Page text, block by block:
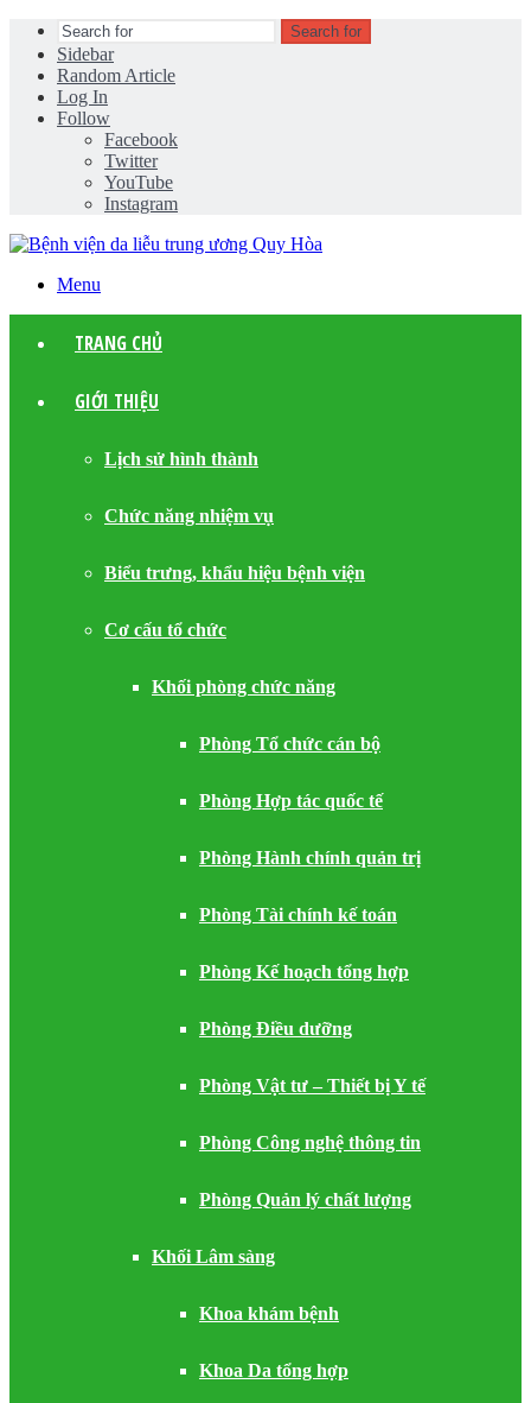
Search for
Sidebar
Random Article
Log In
Follow
Facebook
Twitter
YouTube
Instagram
Menu
TRANG CHỦ
GIỚI THIỆU
Lịch sử hình thành
Chức năng nhiệm vụ
Biểu trưng, khẩu hiệu bệnh viện
Cơ cấu tổ chức
Khối phòng chức năng
Phòng Tổ chức cán bộ
Phòng Hợp tác quốc tế
Phòng Hành chính quản trị
Phòng Tài chính kế toán
Phòng Kế hoạch tổng hợp
Phòng Điều dưỡng
Phòng Vật tư – Thiết bị Y tế
Phòng Công nghệ thông tin
Phòng Quản lý chất lượng
Khối Lâm sàng
Khoa khám bệnh
Khoa Da tổng hợp